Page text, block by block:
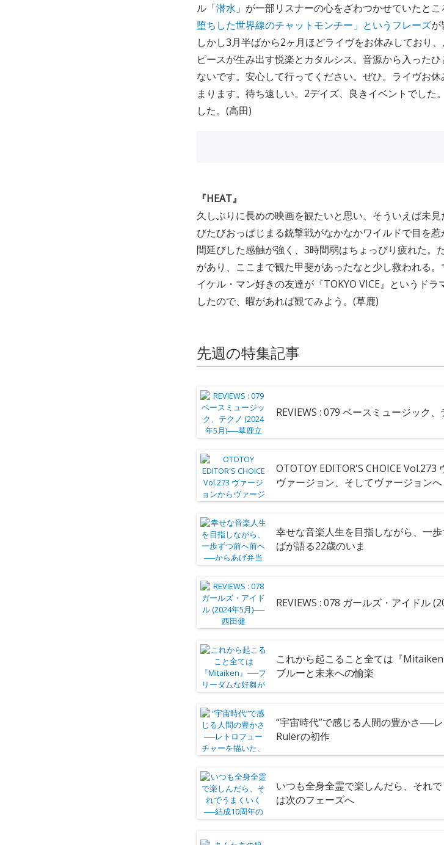
ル「潜水 」が一部リスナーの心をざわつかせていたとこ
堕ちした世界線のチャットモンチー」というフレーズが
しかし3月半ばから2ヶ月ほどライヴをお休みしており
ピースが生み出す悦楽とカタルシス。音源から入った
ないです。安心して行ってください。ぜひ。ライヴお
まります。待ち遠しい。2デイズ、良きイベントでした
した。(高田)
『HEAT』
久しぶりに長めの映画を観たいと思い、そういえば未
びたびおっぱじまる銃撃戦がなかなかワイルドで目を
間延びした感触が強く、3時間弱はちょっぴり疲れた。
があり、ここまで観た甲斐があったなと少し救われる
イケル・マン好きの友達が『TOKYO VICE』というド
したので、暇があれば観てみよう。(草鹿)
先週の特集記事
REVIEWS : 079 ベースミュージック
OTOTOY EDITOR'S CHOICE
ヴァージョン、そしてヴァージョンへ
幸せな音楽人生を目指しながら、一
ばが語る22歳のいま
REVIEWS : 078 ガールズ・アイドル
これから起こること全ては『
ブルーと未来への愉楽
“宇宙時代”で感じる人間の豊かさ──
Rulerの初作
いつも全身全霊で楽しんだら、それ
は次のフェーズへ